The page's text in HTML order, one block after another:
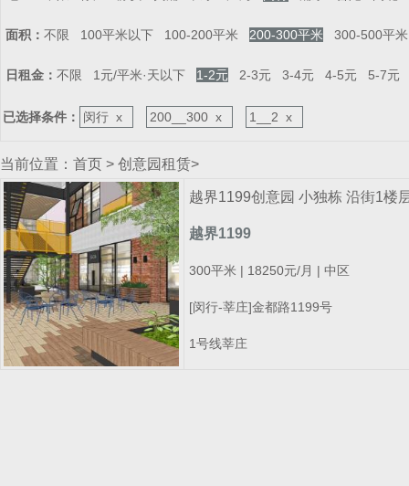
面积： 不限 100平米以下 100-200平米 200-300平米 300-500平米
日租金： 不限 1元/平米·天以下 1-2元 2-3元 3-4元 4-5元 5-7元
已选择条件： 闵行 x 200__300 x 1__2 x
当前位置： 首页 > 创意园租赁>
越界1199创意园 小独栋 沿街1楼
越界1199
300平米 | 18250元/月 | 中区
[闵行-莘庄]金都路1199号
1号线莘庄